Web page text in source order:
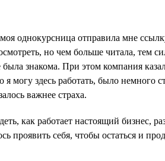
однокурсница отправила мне
но чем больше читала, тем
знакома. При этом компания
могу здесь работать, было немного
важнее страха.
как работает настоящий бизнес,
проявить себя, чтобы остаться и